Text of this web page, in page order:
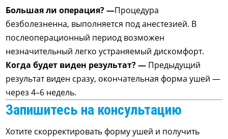
Большая ли операция? —Процедура
безболезненна, выполняется под анестезией. В
послеоперационный период возможен
незначительный легко устраняемый дискомфорт.
Когда будет виден результат? — Предыдущий
результат виден сразу, окончательная форма ушей —
через 4–6 недель.
Запишитесь на консультацию
Хотите скорректировать форму ушей и получить